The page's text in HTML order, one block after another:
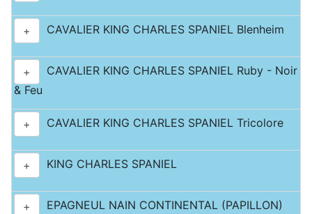
+ CAVALIER KING CHARLES SPANIEL Blenheim
+
CAVALIER KING CHARLES SPANIEL Ruby - Noir
& Feu
+ CAVALIER KING CHARLES SPANIEL Tricolore
+ KING CHARLES SPANIEL
+ EPAGNEUL NAIN CONTINENTAL (PAPILLON)